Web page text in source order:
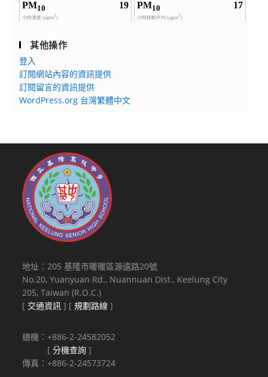
其他操作
登入
訂閱網站內容的資訊提供
訂閱留言的資訊提供
WordPress.org 台灣繁體中文
地址：205 基隆市暖暖區源遠路20號
No.20, Yuanyuan Rd., Nuannuan Dist., Keelung City
205, Taiwan (R.O.C.)
[ 交通資訊 ] [規劃路線 ]
總機：+886-2-24582052
[分機查詢 ]
傳真：+886-2-24573724